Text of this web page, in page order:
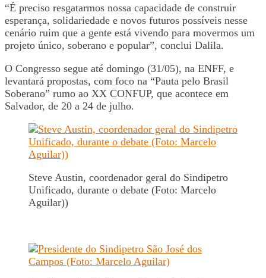
“É preciso resgatarmos nossa capacidade de construir
esperança, solidariedade e novos futuros possíveis nesse
cenário ruim que a gente está vivendo para movermos um
projeto único, soberano e popular”, conclui Dalila.
O Congresso segue até domingo (31/05), na ENFF, e
levantará propostas, com foco na “Pauta pelo Brasil
Soberano” rumo ao XX CONFUP, que acontece em
Salvador, de 20 a 24 de julho.
Steve Austin, coordenador geral do Sindipetro
Unificado, durante o debate (Foto: Marcelo
Aguilar))